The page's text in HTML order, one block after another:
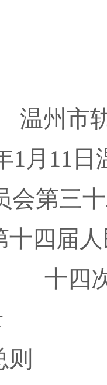
温州市
1月11
会第三
十四届
十四